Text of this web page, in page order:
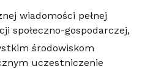
wiadomości pełnej
społeczno-gospodarczej,
środowiskom
uczestniczenie